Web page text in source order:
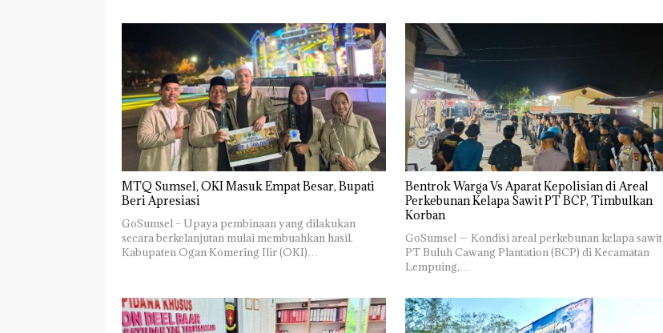
MTQ Sumsel, OKI Masuk Empat Besar, Bupati
Beri Apresiasi
GoSumsel – Upaya pembinaan yang dilakukan
secara berkelanjutan mulai membuahkan hasil.
Kabupaten Ogan Komering Ilir (OKI)…
Bentrok Warga Vs Aparat Kepolisian di Areal
Perkebunan Kelapa Sawit PT BCP, Timbulkan
Korban
GoSumsel — Kondisi areal perkebunan kelapa sawit
PT Buluh Cawang Plantation (BCP) di Kecamatan
Lempuing,…